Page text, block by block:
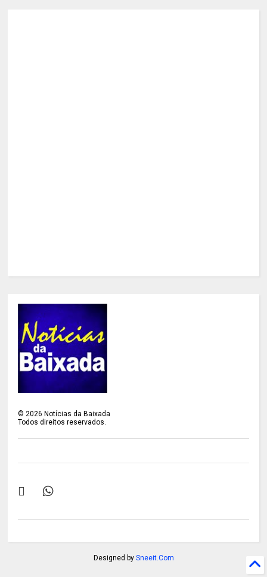
©2026 Notícias da Baixada
Todos direitos reservados.
Designed by Sneeit.Com